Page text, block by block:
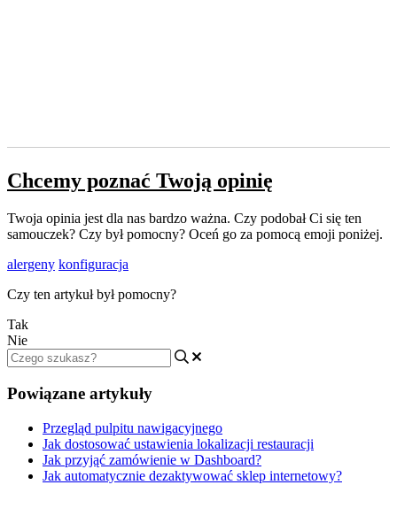
Chcemy poznać Twoją opinię
Twoja opinia jest dla nas bardzo ważna. Czy podobał Ci się ten
samouczek? Czy był pomocny? Oceń go za pomocą emoji poniżej.
alergeny konfiguracja
Czy ten artykuł był pomocny?
Tak
Nie
Powiązane artykuły
Przegląd pulpitu nawigacyjnego
Jak dostosować ustawienia lokalizacji restauracji
Jak przyjąć zamówienie w Dashboard?
Jak automatycznie dezaktywować sklep internetowy?